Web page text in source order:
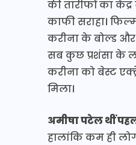
की तारीफों का
काफी सराहा।
करीना के बोल्ड
सब कुछ प्रशंसा के
करीना को बेस्ट
मिला।
अमीषा पटेल थीं
हालांकि कम ही